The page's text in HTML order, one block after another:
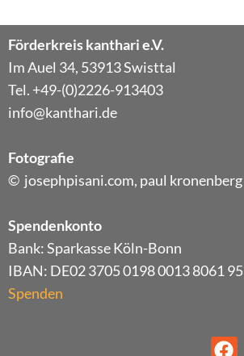
Förderkreis kanthari e.V.
Im Auel 34, 53913 Swisttal
Tel. +49-(0)2226-913403
info@kanthari.de
Fotografie
© josephpisani.com, paul kronenberg
Spendenkonto
Bank: Sparkasse Köln-Bonn
IBAN: DE02 3705 0198 0013 8061 95
Spenden